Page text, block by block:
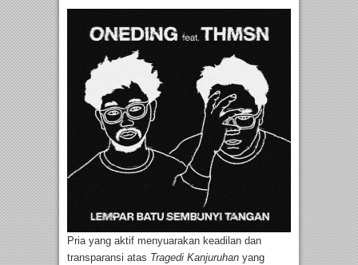
Pria yang aktif menyuarakan keadilan dan
transparansi atas Tragedi Kanjuruhan yang